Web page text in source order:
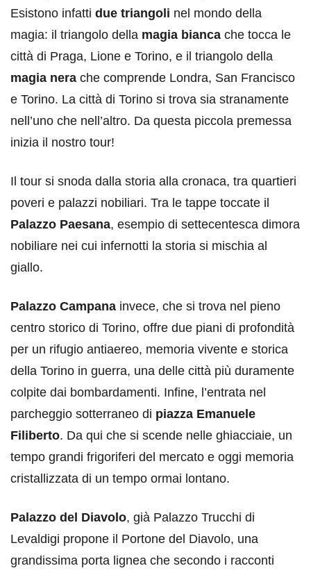
Esistono infatti due triangoli nel mondo della
magia: il triangolo della magia bianca che tocca le
città di Praga, Lione e Torino, e il triangolo della
magia nera che comprende Londra, San Francisco
e Torino. La città di Torino si trova sia stranamente
nell’uno che nell’altro. Da questa piccola premessa
inizia il nostro tour!
Il tour si snoda dalla storia alla cronaca, tra quartieri
poveri e palazzi nobiliari. Tra le tappe toccate il
Palazzo Paesana, esempio di settecentesca dimora
nobiliare nei cui infernotti la storia si mischia al
giallo.
Palazzo Campana invece, che si trova nel pieno
centro storico di Torino, offre due piani di profondità
per un rifugio antiaereo, memoria vivente e storica
della Torino in guerra, una delle città più duramente
colpite dai bombardamenti. Infine, l’entrata nel
parcheggio sotterraneo di piazza Emanuele
Filiberto. Da qui che si scende nelle ghiacciaie, un
tempo grandi frigoriferi del mercato e oggi memoria
cristallizzata di un tempo ormai lontano.
Palazzo del Diavolo, già Palazzo Trucchi di
Levaldigi propone il Portone del Diavolo, una
grandissima porta lignea che secondo i racconti